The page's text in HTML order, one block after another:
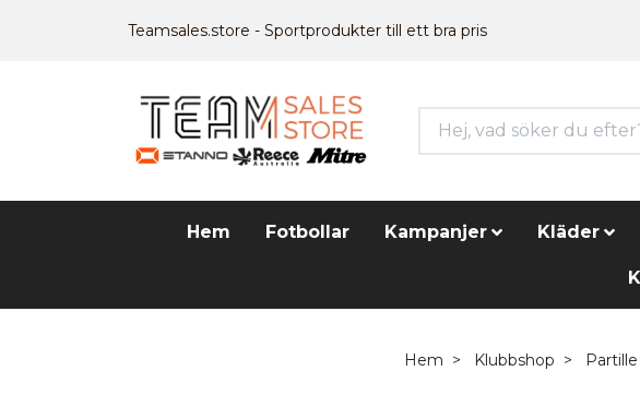
Teamsales.store - Sportprodukter till ett bra pris
Hem Fotbollar Kampanjer Kläder
Hem Klubbshop Partille